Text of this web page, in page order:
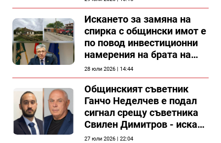
Искането за замяна на
спирка с общински имот е
по повод инвестиционни
намерения на брата на
председателя на
Общински съвет Силистра
28 юли 2026 | 14:44
Общинският съветник
Ганчо Неделчев е подал
сигнал срещу съветника
Свилен Димитров - иска
етичната комисия на
27 юли 2026 | 22:04